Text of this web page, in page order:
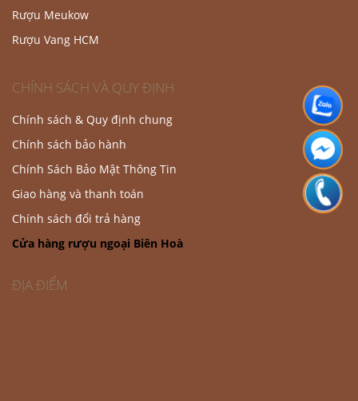
Rượu Meukow
Rượu Vang HCM
CHÍNH SÁCH VÀ QUY ĐỊNH
Chính sách & Quy định chung
Chính sách bảo hành
Chính Sách Bảo Mật Thông Tin
Giao hàng và thanh toán
Chính sách đổi trả hàng
Cửa hàng rượu ngoại Biên Hoà
ĐỊA ĐIỂM